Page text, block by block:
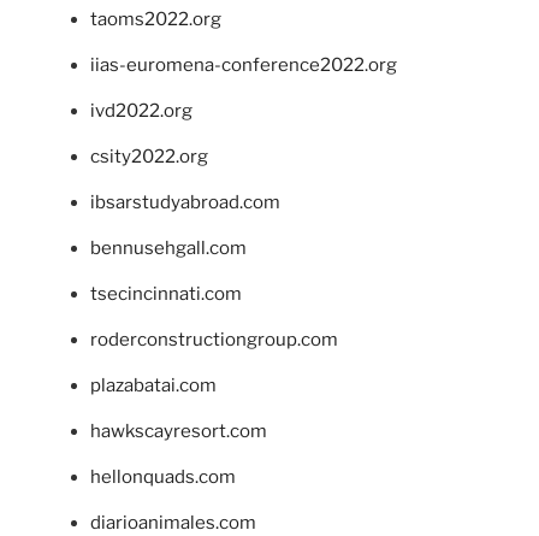
taoms2022.org
iias-euromena-conference2022.org
ivd2022.org
csity2022.org
ibsarstudyabroad.com
bennusehgall.com
tsecincinnati.com
roderconstructiongroup.com
plazabatai.com
hawkscayresort.com
hellonquads.com
diarioanimales.com